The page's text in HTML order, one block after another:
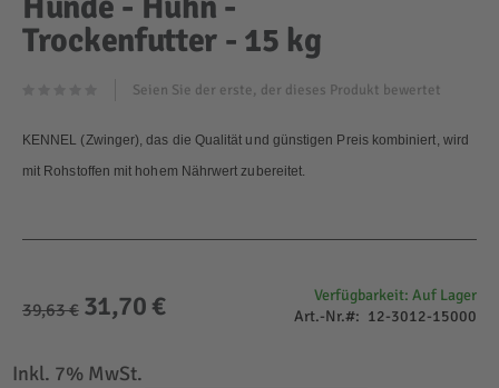
Bildergalerie
springen
Trockenfutter - 15 kg
Seien Sie der erste, der dieses Produkt bewertet
KENNEL (Zwinger), das die Qualität und günstigen Preis kombiniert, wird
mit Rohstoffen mit hohem Nährwert zubereitet.
39,63 € Sonderangebot
31,70 €
Inkl. 7% MwSt.
Verfügbarkeit: Auf Lager
Art.-Nr.
12-3012-15000